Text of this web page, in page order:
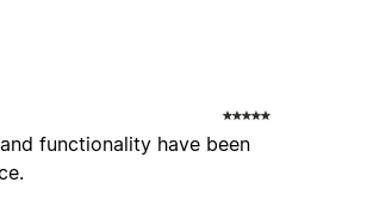
functionality have been